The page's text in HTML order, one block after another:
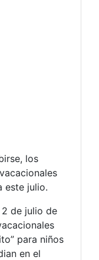
los
este julio.
2 de julio de
para niños
en el